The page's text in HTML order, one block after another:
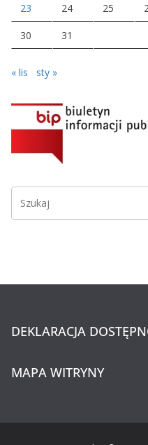
23 24 25
30 31
« lis sty »
DEKLARACJA
MAPA WITRYNY